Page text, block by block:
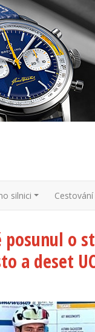
silnici Cestování
o
a deset